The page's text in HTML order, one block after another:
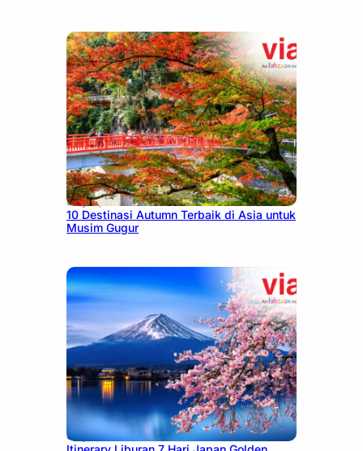
July 9, 2026
10 Destinasi Autumn Terbaik di Asia untuk
Musim Gugur
July 7, 2026